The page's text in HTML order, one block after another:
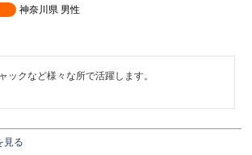
神奈川県 男性
ックなど様々な所で活躍します。
見る